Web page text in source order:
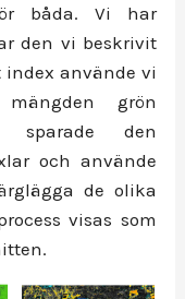
båda. Vi har
den vi beskrivit
använde vi
grön
den
och använde
de olika
visas som